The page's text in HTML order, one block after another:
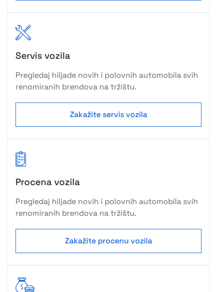
Servis vozila
Pregledaj hiljade novih i polovnih automobila svih
renomiranih brendova na tržištu.
Zakažite servis vozila
Procena vozila
Pregledaj hiljade novih i polovnih automobila svih
renomiranih brendova na tržištu.
Zakažite procenu vozila